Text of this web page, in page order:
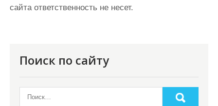
сайта ответственность не несет.
Поиск по сайту